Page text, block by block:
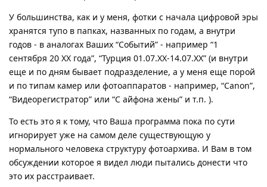
У большинства, как и у меня, фотки с начала цифровой эры
хранятся тупо в папках, названных по годам, а внутри
годов - в аналогах Ваших “Событий” - например “1
сентября 20 ХХ года”, “Турция 01.07.ХХ-14.07.ХХ” (и внутри
еще и по дням бывает подразделение, а у меня еще порой
и по типам камер или фотоаппаратов - например, “Canon”,
“Видеорегистратор” или “С айфона жены” и т.п. ).
То есть это я к тому, что Ваша программа пока по сути
игнорирует уже на самом деле существующую у
нормального человека структуру фотоархива. И Вам в том
обсуждении которое я видел люди пытались донести что
это их расстраивает.